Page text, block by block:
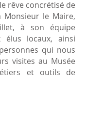
rêve concrétisé de
le Maire,
à son équipe
élus locaux, ainsi
qui nous
visites au Musée
et outils de